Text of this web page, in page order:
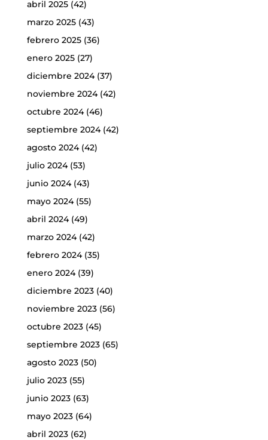
abril 2025(42)
marzo 2025(43)
febrero 2025(36)
enero 2025(27)
diciembre 2024(37)
noviembre 2024(42)
octubre 2024(46)
septiembre 2024(42)
agosto 2024(42)
julio 2024(53)
junio 2024(43)
mayo 2024(55)
abril 2024(49)
marzo 2024(42)
febrero 2024(35)
enero 2024(39)
diciembre 2023(40)
noviembre 2023(56)
octubre 2023(45)
septiembre 2023(65)
agosto 2023(50)
julio 2023(55)
junio 2023(63)
mayo 2023(64)
abril 2023(62)